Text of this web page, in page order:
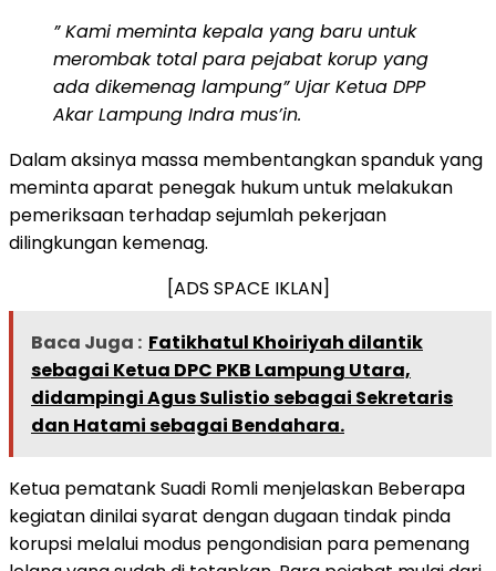
” Kami meminta kepala yang baru untuk
merombak total para pejabat korup yang
ada dikemenag lampung” Ujar Ketua DPP
Akar Lampung Indra mus’in.
Dalam aksinya massa membentangkan spanduk yang
meminta aparat penegak hukum untuk melakukan
pemeriksaan terhadap sejumlah pekerjaan
dilingkungan kemenag.
[ADS SPACE IKLAN]
Baca Juga : Fatikhatul Khoiriyah dilantik
sebagai Ketua DPC PKB Lampung Utara,
didampingi Agus Sulistio sebagai Sekretaris
dan Hatami sebagai Bendahara.
Ketua pematank Suadi Romli menjelaskan Beberapa
kegiatan dinilai syarat dengan dugaan tindak pinda
korupsi melalui modus pengondisian para pemenang